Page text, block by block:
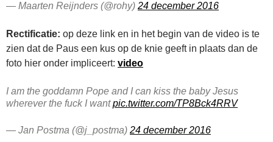
— Maarten Reijnders (@rohy) 24 december 2016
Rectificatie: op deze link en in het begin van de video is te
zien dat de Paus een kus op de knie geeft in plaats dan de
foto hier onder impliceert: video
I am the goddamn Pope and I can kiss the baby Jesus
wherever the fuck I wantpic.twitter.com/TP8Bck4RRV
— Jan Postma (@j_postma) 24 december 2016